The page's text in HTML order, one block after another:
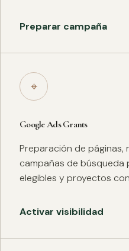
Preparar campaña
⌖
Google Ads Grants
Preparación de páginas,
campañas de búsqueda
elegibles y proyectos
Activar visibilidad